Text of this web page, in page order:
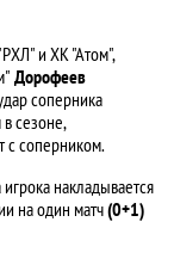
и ХК "Атом",
Дорофеев
соперника
сезоне,
с соперником.
накладывается
на один матч(0+1)